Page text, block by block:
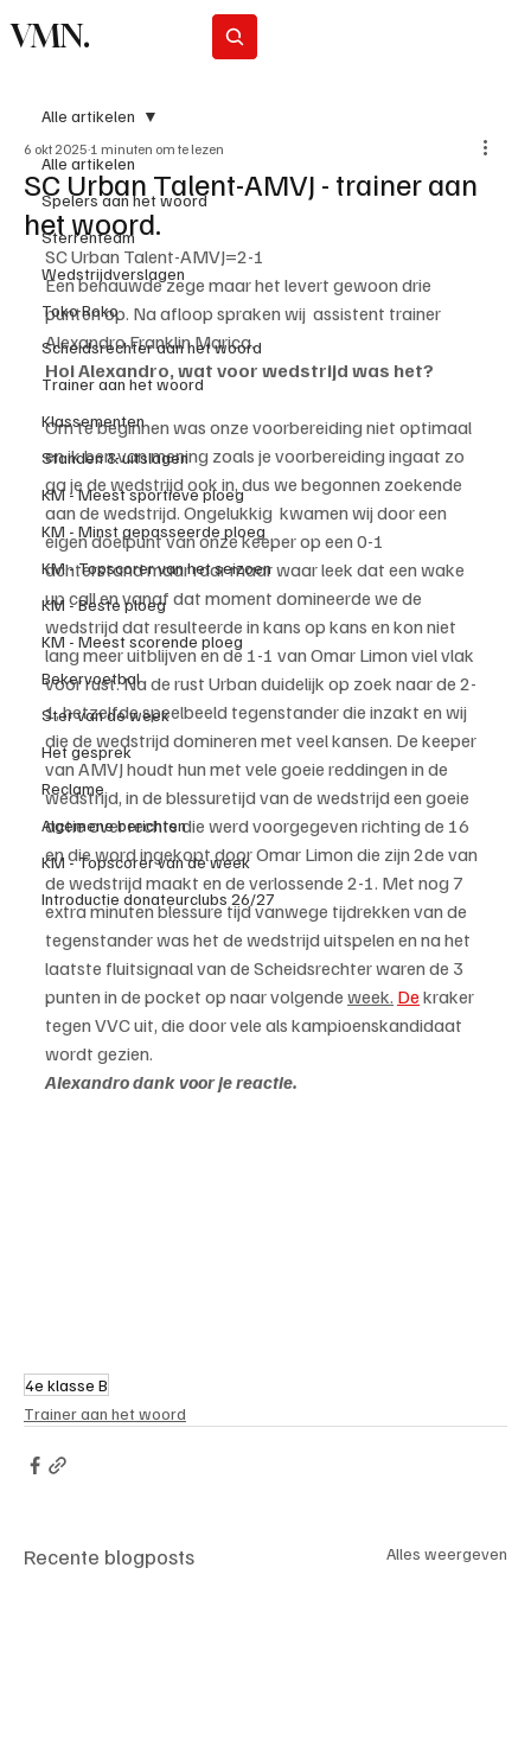
VMN.
Alle artikelen
Spelers aan het woord
Sterrenteam
Wedstrijdverslagen
Toko Roko
Scheidsrechter aan het woord
Trainer aan het woord
Klassementen
Standen & uitslagen
KM - Meest sportieve ploeg
KM - Minst gepasseerde ploeg
KM - Topscorer van het seizoen
KM - Beste ploeg
KM - Meest scorende ploeg
Bekervoetbal
Ster van de week
Het gesprek
Reclame
Algemene berichten
KM - Topscorer van de week
Introductie donateurclubs 26/27
Alle artikelen
SC Urban Talent-AMVJ - trainer aan
het woord.
6 okt 2025 1 minuten om te lezen
SC Urban Talent-AMVJ=2-1
Een benauwde zege maar het levert gewoon drie
punten op. Na afloop spraken wij  assistent trainer
Alexandro Franklin Marica.
Hoi Alexandro, wat voor wedstrijd was het?
Om te beginnen was onze voorbereiding niet optimaal
en ik ben van mening zoals je voorbereiding ingaat zo
ga je de wedstrijd ook in, dus we begonnen zoekende
aan de wedstrijd. Ongelukkig  kwamen wij door een
eigen doelpunt van onze keeper op een 0-1
achterstand maar raar maar waar leek dat een wake
up call en vanaf dat moment domineerde we de
wedstrijd dat resulteerde in kans op kans en kon niet
lang meer uitblijven en de 1-1 van Omar Limon viel vlak
voor rust. Na de rust Urban duidelijk op zoek naar de 2-
1, hetzelfde speelbeeld tegenstander die inzakt en wij
die de wedstrijd domineren met veel kansen. De keeper
van AMVJ houdt hun met vele goeie reddingen in de
wedstrijd, in de blessuretijd van de wedstrijd een goeie
actie over rechts die werd voorgegeven richting de 16
en die word ingekopt door Omar Limon die zijn 2de van
de wedstrijd maakt en de verlossende 2-1. Met nog 7
extra minuten blessure tijd vanwege tijdrekken van de
tegenstander was het de wedstrijd uitspelen en na het
laatste fluitsignaal van de Scheidsrechter waren de 3
punten in de pocket op naar volgende week. De kraker
tegen VVC uit, die door vele als kampioenskandidaat
wordt gezien.
Alexandro dank voor je reactie.
4e klasse B
Trainer aan het woord
Recente blogposts Alles weergeven